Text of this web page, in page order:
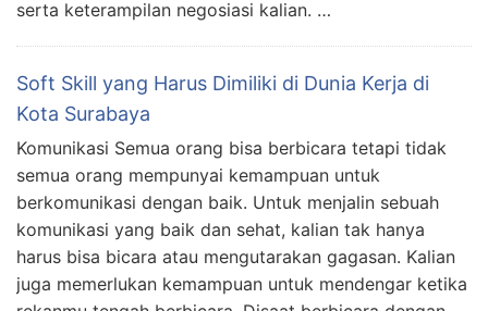
serta keterampilan negosiasi kalian. …
Soft Skill yang Harus Dimiliki di Dunia Kerja di
Kota Surabaya
Komunikasi Semua orang bisa berbicara tetapi tidak
semua orang mempunyai kemampuan untuk
berkomunikasi dengan baik. Untuk menjalin sebuah
komunikasi yang baik dan sehat, kalian tak hanya
harus bisa bicara atau mengutarakan gagasan. Kalian
juga memerlukan kemampuan untuk mendengar ketika